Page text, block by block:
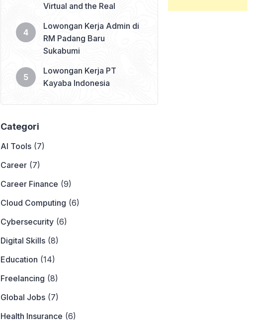
Virtual and the Real
Lowongan Kerja Admin di
RM Padang Baru
Sukabumi
Lowongan Kerja PT
Kayaba Indonesia
Categori
AI Tools (7)
Career (7)
Career Finance (9)
Cloud Computing (6)
Cybersecurity (6)
Digital Skills (8)
Education (14)
Freelancing (8)
Global Jobs (7)
Health Insurance (6)